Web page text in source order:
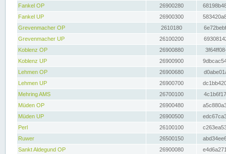
Fankel OP
26900280
Fankel UP
26900300
Grevenmacher OP
2610180
Grevenmacher UP
26100200
Koblenz OP
26900880
Koblenz UP
26900900
Lehmen OP
26900680
Lehmen UP
26900700
Mehring AMS
26700100
Müden OP
26900480
Müden UP
26900500
Perl
26100100
Ruwer
26500150
Sankt Aldegund OP
26900080